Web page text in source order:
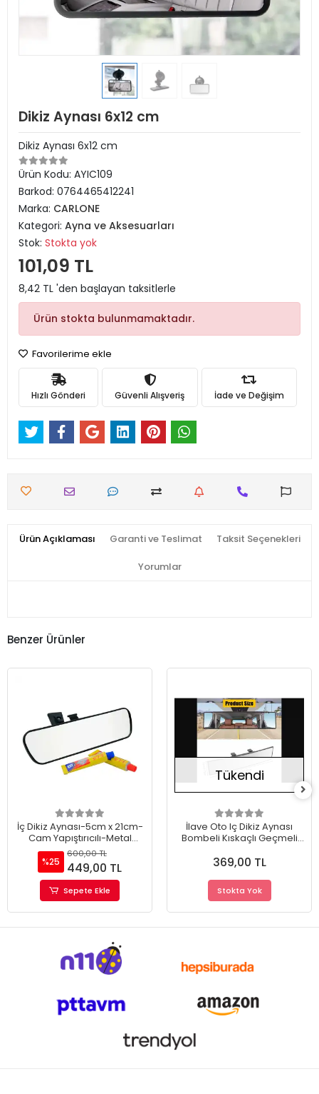
Dikiz Aynası 6x12 cm
Dikiz Aynası 6x12 cm
Ürün Kodu: AYIC109
Barkod: 0764465412241
Marka: CARLONE
Kategori: Ayna ve Aksesuarları
Stok: Stokta yok
101,09 TL
8,42 TL 'den başlayan taksitlerle
Ürün stokta bulunmamaktadır.
Favorilerime ekle
Hızlı Gönderi Güvenli Alışveriş İade ve Değişim
Ürün Açıklaması Garanti ve Teslimat Taksit Seçenekleri
Yorumlar
Benzer Ürünler
İç Dikiz Aynası-5cm x 21cm-
Cam Yapıştırıcılı-Metal
Bacaklı
%25
600,00 TL
449,00 TL
Sepete Ekle
Tükendi
İlave Oto Iç Dikiz Aynası
Bombeli Kıskaçlı Geçmeli
369,00 TL
Stokta Yok